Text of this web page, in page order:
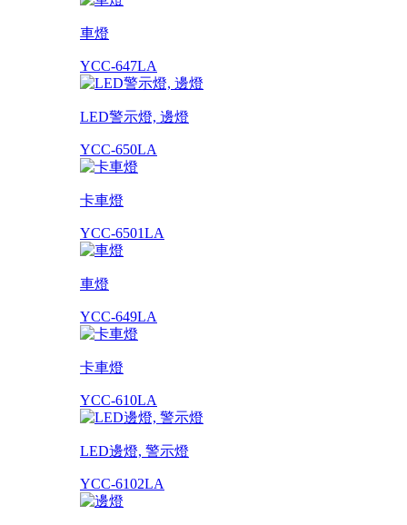
車燈
YCC-647LA
LED警示燈, 邊燈
YCC-650LA
卡車燈
YCC-6501LA
車燈
YCC-649LA
卡車燈
YCC-610LA
LED邊燈, 警示燈
YCC-6102LA